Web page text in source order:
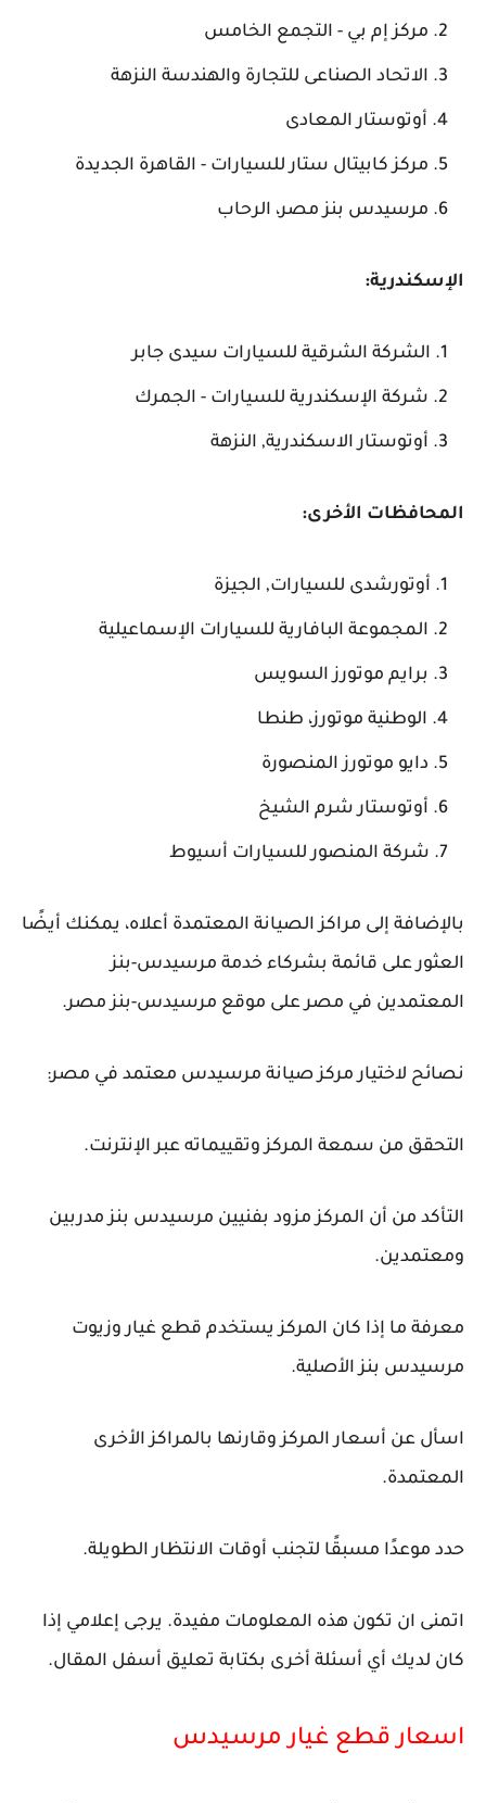
مركز إم بي - التجمع الخامس
الاتحاد الصناعى للتجارة والهندسة النزهة
أوتوستار المعادى
مركز كابيتال ستار للسيارات - القاهرة الجديدة
مرسيدس بنز مصر، الرحاب
الإسكندرية:
الشركة الشرقية للسيارات سيدى جابر
شركة الإسكندرية للسيارات - الجمرك
أوتوستار الاسكندرية, النزهة
المحافظات الأخرى:
أوتورشدى للسيارات, الجيزة
المجموعة البافارية للسيارات الإسماعيلية
برايم موتورز السويس
الوطنية موتورز، طنطا
دايو موتورز المنصورة
أوتوستار شرم الشيخ
شركة المنصور للسيارات أسيوط
بالإضافة إلى مراكز الصيانة المعتمدة أعلاه، يمكنك أيضًا
العثور على قائمة بشركاء خدمة مرسيدس-بنز
المعتمدين في مصر على موقع مرسيدس-بنز مصر.
نصائح لاختيار مركز صيانة مرسيدس معتمد في مصر:
التحقق من سمعة المركز وتقييماته عبر الإنترنت.
التأكد من أن المركز مزود بفنيين مرسيدس بنز مدربين
ومعتمدين.
معرفة ما إذا كان المركز يستخدم قطع غيار وزيوت
مرسيدس بنز الأصلية.
اسأل عن أسعار المركز وقارنها بالمراكز الأخرى
المعتمدة.
حدد موعدًا مسبقًا لتجنب أوقات الانتظار الطويلة.
اتمنى ان تكون هذه المعلومات مفيدة. يرجى إعلامي إذا
كان لديك أي أسئلة أخرى بكتابة تعليق أسفل المقال.
اسعار قطع غيار مرسيدس